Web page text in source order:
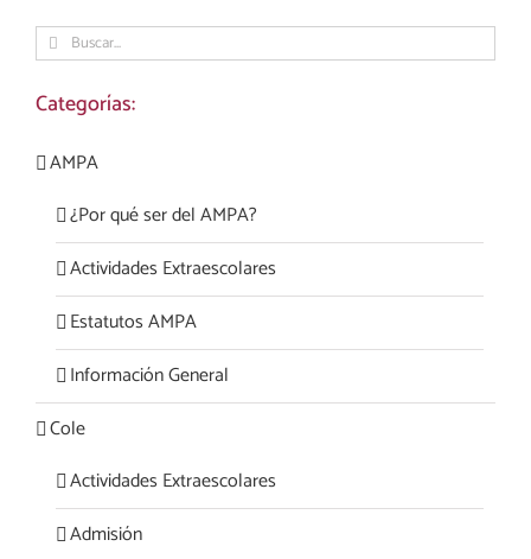
Buscar:
Categorías:
AMPA
¿Por qué ser del AMPA?
Actividades Extraescolares
Estatutos AMPA
Información General
Cole
Actividades Extraescolares
Admisión